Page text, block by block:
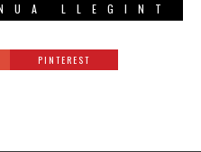
LLEGINT
PINTEREST